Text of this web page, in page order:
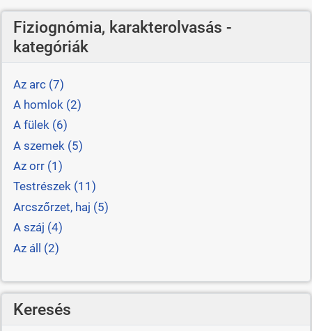
Fiziognómia, karakterolvasás -
kategóriák
Az arc (7)
A homlok (2)
A fülek (6)
A szemek (5)
Az orr (1)
Testrészek (11)
Arcszőrzet, haj (5)
A száj (4)
Az áll (2)
Keresés